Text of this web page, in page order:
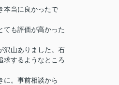
本当に良かったで
ても評価が高かった
沢山ありました。石
求するようなところ
に。事前相談から